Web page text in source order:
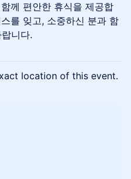
께 편안한 휴식을 제공합
를 잊고, 소중하신 분과 함
니다.
location of this event.